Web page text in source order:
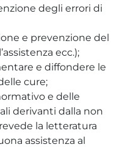
degli errori di
e prevenzione del
ecc.);
e diffondere le
cure;
e delle
derivanti dalla non
la letteratura
assistenza al